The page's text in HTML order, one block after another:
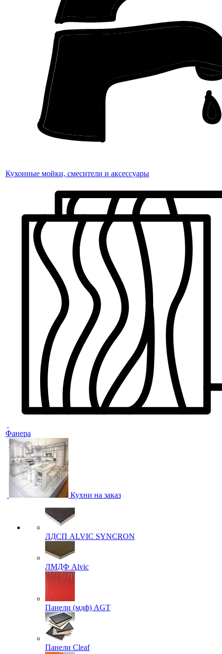
Кухонные мойки, смесители и аксессуары
Фанера
Кухни на заказ
ЛДСП ALVIC SYNCRON
ЛМДФ Alvic
Панели (мдф) AGT
Панели Cleaf